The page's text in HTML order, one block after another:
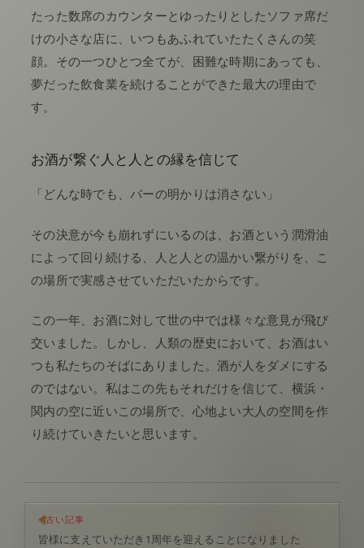
たった数席のカウンターとゆったりとしたソファ席だ
けの小さな店に、いつもあふれていたたくさんの笑
顔。その一つひとつ全てが、困難な時期にあっても、
夢だった飲食業を続けることができた最大の理由で
す。
お酒が繋ぐ人と人との縁を信じて
「どんな時でも、バーの明かりは消さない」
その決意が今も崩れずにいるのは、お酒という潤滑油
によって回り続ける、人と人との温かい繋がりを、こ
の場所で実感させていただいたからです。
この一年、お酒に対して世の中では様々な意見が飛び
交いました。しかし、人類の歴史において、お酒はい
つも私たちのそばにありました。酒が人をダメにする
のではない。私はこの先もそれだけを信じて、横浜・
関内の空に近いこの場所で、心地よい大人の空間を作
り続けていきたいと思います。
古い記事
皆様に支えていただき1周年を迎えることになりました